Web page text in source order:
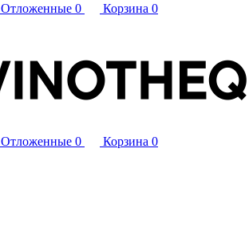
Отложенные 0 Корзина 0
Отложенные 0 Корзина 0